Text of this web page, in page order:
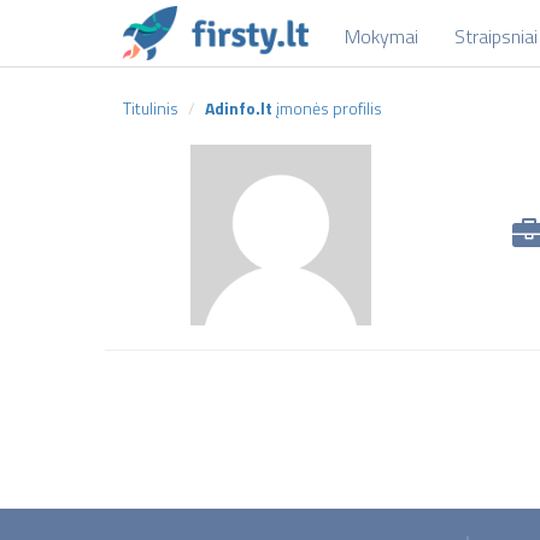
Mokymai Straipsniai
Titulinis Adinfo.lt įmonės profilis